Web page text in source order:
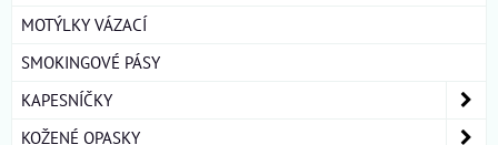
MOTÝLKY VÁZACÍ
SMOKINGOVÉ PÁSY
KAPESNÍČKY
KOŽENÉ OPASKY